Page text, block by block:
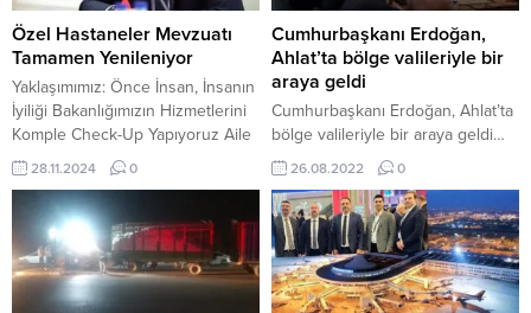
traktör sahiplerine reflektör
dağıtımı...
Öğrenci Değişim Programı
çerçevesinde gerçekleştirilen
‘Şehzadeler Şehrinden Sahabeler
Diyarı Adıyaman’a Şiirsel Seyahat’
projesi kapsamında Adıyaman’a
gelen ve Adıyaman’ın tarihi ve
turistik...
Özel Hastaneler Mevzuatı
Tamamen Yenileniyor
Yaklaşımımız: Önce İnsan, İnsanın
İyiliği Bakanlığımızın Hizmetlerini
Komple Check-Up Yapıyoruz Aile
Hekimlerine Yüzde 10 Kontenjan
Aile Hekimine Kendi Nüfusundaki
Sağlık Sorumluluğunu Veriyoruz
BHA Sağlık Bakanı Memişoğlu
konuşmasının başında, toplumun
sağlık okuryazarlığı oranının
artırılmasında medya
28.11.2024 0
Cumhurbaşkanı Erdoğan,
Ahlat’ta bölge valileriyle bir
araya geldi
Cumhurbaşkanı Erdoğan, Ahlat’ta
bölge valileriyle bir araya geldi…
Cumhurbaşkanı Recep Tayyip
Erdoğan, Ahlat’ta düzenlenen
bölge valileri toplantısına
başkanlık etti. Malazgirt Zaferi’nin
951’inci yıl dönümü dolayısıyla
Ahlat’a gelen Cumhurbaşkanı
Erdoğan, bölge valileriyle
26.08.2022 0